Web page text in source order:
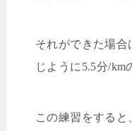
それができた場合
じように 5.5分/km
この練習をする